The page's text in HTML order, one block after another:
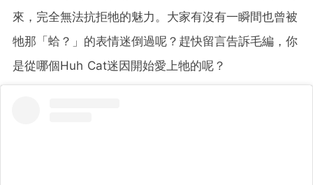
來，完全無法抗拒牠的魅力。大家有沒有一瞬間也曾被
牠那「蛤？」的表情迷倒過呢？趕快留言告訴毛編，你
是從哪個Huh Cat迷因開始愛上牠的呢？